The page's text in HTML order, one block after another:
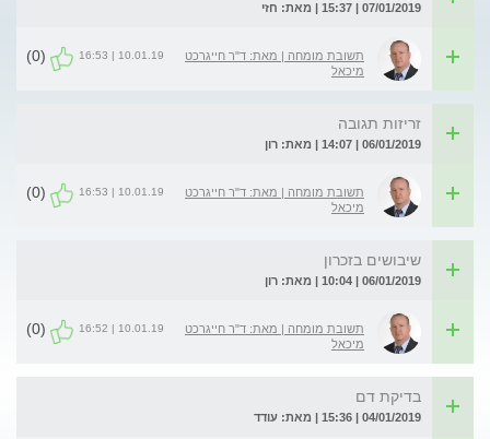
07/01/2019 | 15:37 | מאת: חזי
תשובת מומחה | מאת: ד"ר חייגרכט
מיכאל
10.01.19 | 16:53
(0)
זריזות תגובה
06/01/2019 | 14:07 | מאת: רון
תשובת מומחה | מאת: ד"ר חייגרכט
מיכאל
10.01.19 | 16:53
(0)
שיבושים בזכרון
06/01/2019 | 10:04 | מאת: רון
תשובת מומחה | מאת: ד"ר חייגרכט
מיכאל
10.01.19 | 16:52
(0)
בדיקת דם
04/01/2019 | 15:36 | מאת: עודד